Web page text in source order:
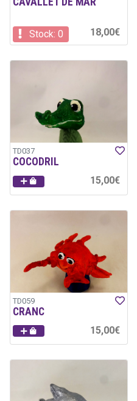
Stock: 0 18,00€
TD037
COCODRIL
15,00€
TD059
CRANC
15,00€